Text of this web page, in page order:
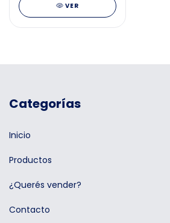
VER
Categorías
Inicio
Productos
¿Querés vender?
Contacto